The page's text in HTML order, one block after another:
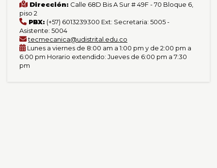
Dirección: Calle 68D Bis A Sur # 49F - 70 Bloque 6,
piso 2
PBX: (+57) 6013239300 Ext: Secretaria: 5005 -
Asistente: 5004
tecmecanica@udistrital.edu.co
Lunes a viernes de 8:00 am a 1:00 pm y de 2:00 pm a
6:00 pm Horario extendido: Jueves de 6:00 pm a 7:30
pm